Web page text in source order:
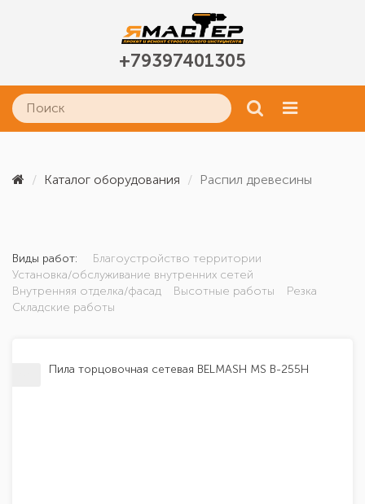
+79397401305
Каталог оборудования Распил древесины
Виды работ:
Благоустройство территории
Установка/обслуживание внутренних сетей
Внутренняя отделка/фасад
Высотные работы
Резка
Складские работы
Пила торцовочная сетевая BELMASH MS B-255H